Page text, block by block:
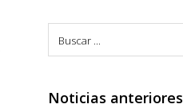
Noticias anteriores